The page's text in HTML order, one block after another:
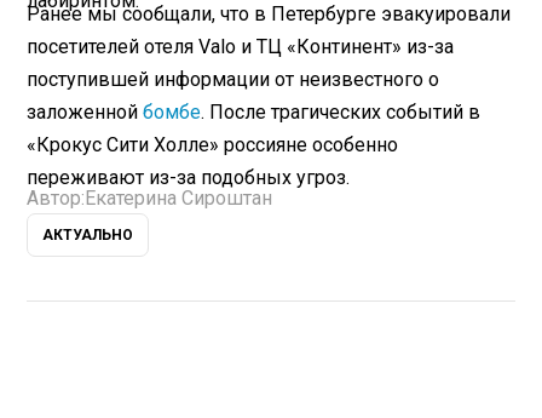
Ранее мы сообщали, что в Петербурге эвакуировали
посетителей отеля Valo и ТЦ «Континент» из-за
поступившей информации от неизвестного о
заложеннойбомбе. После трагических событий в
«Крокус Сити Холле» россияне особенно
переживают из-за подобных угроз.
Автор: Екатерина Сироштан
АКТУАЛЬНО